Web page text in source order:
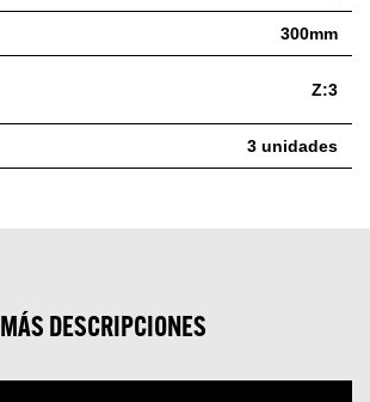
300mm
Z:3
3 unidades
MÁS DESCRIPCIONES